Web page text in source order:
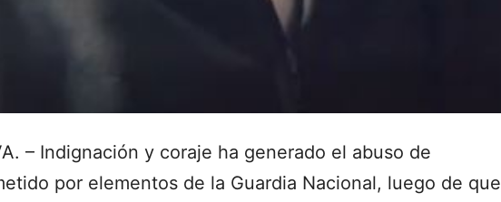
– Indignación y coraje ha generado el abuso de
por elementos de la Guardia Nacional, luego de que